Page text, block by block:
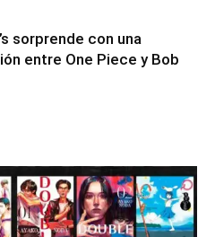
sorprende con una
entre One Piece y Bob